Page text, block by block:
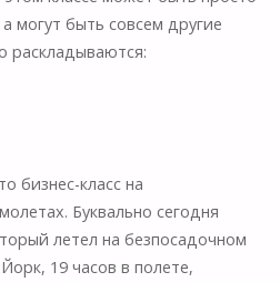
могут быть совсем другие
раскладываются:
бизнес-класс на
Буквально сегодня
летел на безпосадочном
19 часов в полете,